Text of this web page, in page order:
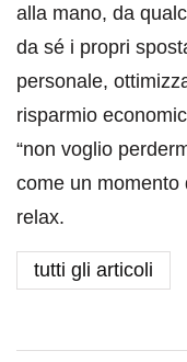
alla mano, da
da sé i propri
personale,
risparmio
“non voglio
come un momento
relax.
tutti gli articoli